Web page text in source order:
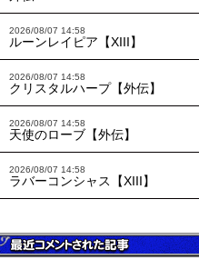
2026/08/07 14:58
ルーンレイピア【XIII】
2026/08/07 14:58
クリスタルハープ【外伝】
2026/08/07 14:58
天使のローブ【外伝】
2026/08/07 14:58
ラバーコンシャス【XIII】